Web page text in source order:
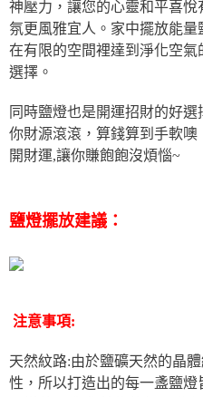
神壓力，讓您的心靈和平喜
氛更風雅宜人。家中擺放能量
在有限的空間裡達到淨化空
選擇。
同時鹽燈也是開運招財的好
你財源滾滾，算錢算到手軟
開財運,讓你賺飽飽沒煩惱~
鹽燈擺放建議：
注意事項:
天然紋路:由於鹽礦天然的晶
性，所以打造出的每一盞鹽